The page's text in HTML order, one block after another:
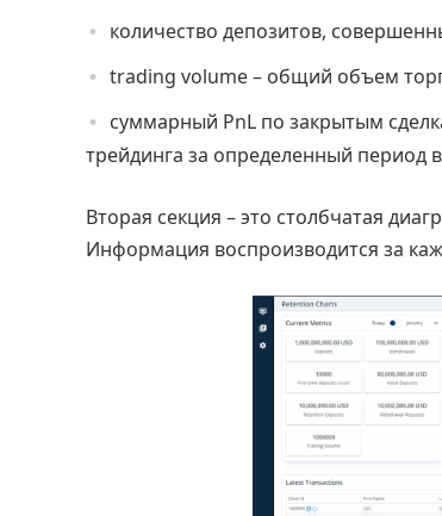
количество депозитов,
trading volume – общий объем
суммарный PnL по закрытым
трейдинга за определенный период
Вторая секция – это столбчатая
Информация воспроизводится за